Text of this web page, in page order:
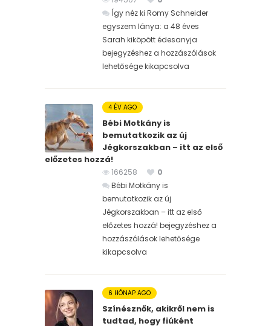
Így néz ki Romy Schneider
egyszem lánya: a 48 éves
Sarah kiköpött édesanyja
bejegyzéshez a hozzászólások
lehetősége kikapcsolva
4 ÉV AGO
Bébi Motkány is
bemutatkozik az új
Jégkorszakban – itt az első
előzetes hozzá!
166258
0
Bébi Motkány is
bemutatkozik az új
Jégkorszakban – itt az első
előzetes hozzá! bejegyzéshez a
hozzászólások lehetősége
kikapcsolva
6 HÓNAP AGO
Színésznők, akikről nem is
tudtad, hogy fiúként